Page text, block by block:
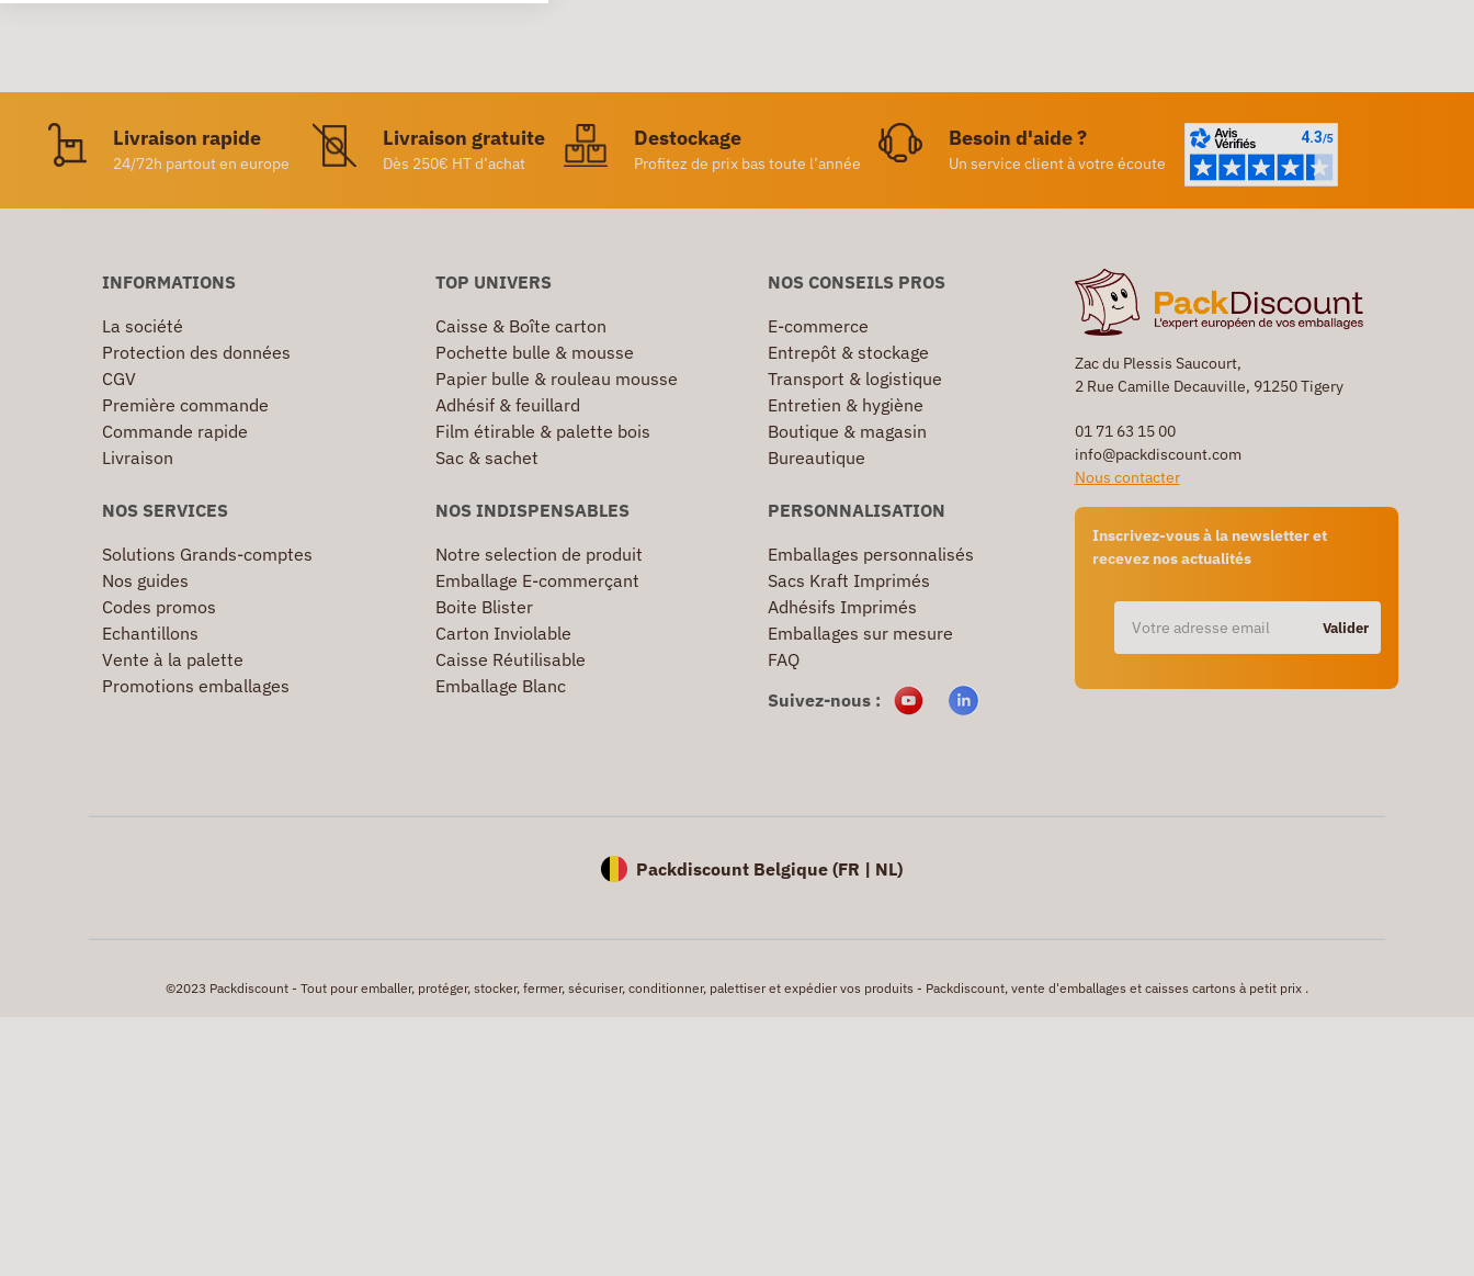
Livraison rapide
24/72h partout en europe
Livraison gratuite
Dès 250€ HT d’achat
Destockage
Profitez de prix bas toute l’année
Besoin d'aide ?
Un service client à votre écoute
Zac du Plessis Saucourt,
2 Rue Camille Decauville, 91250 Tigery
01 71 63 15 00
info@packdiscount.com
Nous contacter
Inscrivez-vous à la newsletter et
recevez nos actualités
Valider
INFORMATIONS
La société
Protection des données
CGV
Première commande
Commande rapide
Livraison
TOP UNIVERS
Caisse & Boîte carton
Pochette bulle & mousse
Papier bulle & rouleau mousse
Adhésif & feuillard
Film étirable & palette bois
Sac & sachet
NOS CONSEILS PROS
E-commerce
Entrepôt & stockage
Transport & logistique
Entretien & hygiène
Boutique & magasin
Bureautique
NOS SERVICES
Solutions Grands-comptes
Nos guides
Codes promos
Echantillons
Vente à la palette
Promotions emballages
NOS INDISPENSABLES
Notre selection de produit
Emballage E-commerçant
Boite Blister
Carton Inviolable
Caisse Réutilisable
Emballage Blanc
PERSONNALISATION
Emballages personnalisés
Sacs Kraft Imprimés
Adhésifs Imprimés
Emballages sur mesure
FAQ
Suivez-nous :
Packdiscount Belgique (FR | NL)
©2023 Packdiscount - Tout pour emballer, protéger, stocker, fermer, sécuriser, conditionner, palettiser et expédier vos produits - Packdiscount, vente d'emballages et caisses cartons à petit prix .